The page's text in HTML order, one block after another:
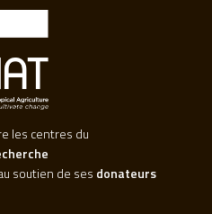
les centres du
soutien de ses donateurs